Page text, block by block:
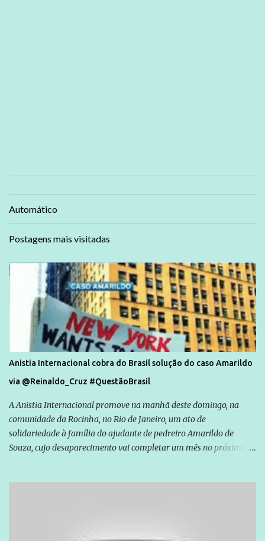
Automático
Postagens mais visitadas
Anistia Internacional cobra do Brasil solução do caso Amarildo
via @Reinaldo_Cruz #QuestãoBrasil
A Anistia Internacional promove na manhã deste domingo, na
comunidade da Rocinha, no Rio de Janeiro, um ato de
solidariedade à família do ajudante de pedreiro Amarildo de
Souza, cujo desaparecimento vai completar um mês no próximo